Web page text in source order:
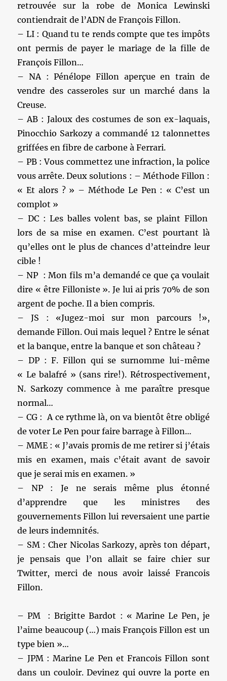
retrouvée sur la robe de Monica Lewinski
contiendrait de l’ADN de François Fillon.
– LI : Quand tu te rends compte que tes impôts
ont permis de payer le mariage de la fille de
François Fillon…
– NA : Pénélope Fillon aperçue en train de
vendre des casseroles sur un marché dans la
Creuse.
– AB : Jaloux des costumes de son ex-laquais,
Pinocchio Sarkozy a commandé 12 talonnettes
griffées en fibre de carbone à Ferrari.
– PB : Vous commettez une infraction, la police
vous arrête. Deux solutions : – Méthode Fillon :
« Et alors ? » – Méthode Le Pen : « C’est un
complot »
– DC : Les balles volent bas, se plaint Fillon
lors de sa mise en examen. C’est pourtant là
qu’elles ont le plus de chances d’atteindre leur
cible !
– NP : Mon fils m’a demandé ce que ça voulait
dire « être Filloniste ». Je lui ai pris 70% de son
argent de poche. Il a bien compris.
– JS : «Jugez-moi sur mon parcours !»,
demande Fillon. Oui mais lequel ? Entre le sénat
et la banque, entre la banque et son château ?
– DP : F. Fillon qui se surnomme lui-même
« Le balafré » (sans rire!). Rétrospectivement,
N. Sarkozy commence à me paraître presque
normal…
– CG : A ce rythme là, on va bientôt être obligé
de voter Le Pen pour faire barrage à Fillon…
– MME : « J’avais promis de me retirer si j’étais
mis en examen, mais c’était avant de savoir
que je serai mis en examen. »
– NP : Je ne serais même plus étonné
d’apprendre que les ministres des
gouvernements Fillon lui reversaient une partie
de leurs indemnités.
– SM : Cher Nicolas Sarkozy, après ton départ,
je pensais que l’on allait se faire chier sur
Twitter, merci de nous avoir laissé Francois
Fillon.
– PM : Brigitte Bardot : « Marine Le Pen, je
l’aime beaucoup (…) mais François Fillon est un
type bien »…
– JPM : Marine Le Pen et Francois Fillon sont
dans un couloir. Devinez qui ouvre la porte en